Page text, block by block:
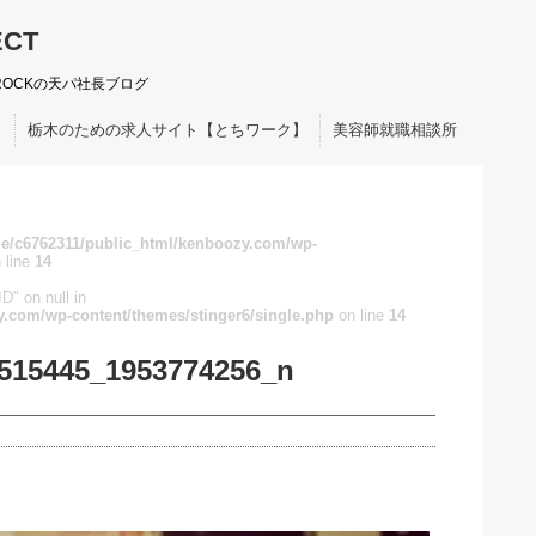
の天パ社長ブログ
栃木のための求人サイト【とちワーク】 美容師就職相談所
c6762311/public_html/kenboozy.com/wp-
line 14
on null in
wp-content/themes/stinger6/single.php on line 14